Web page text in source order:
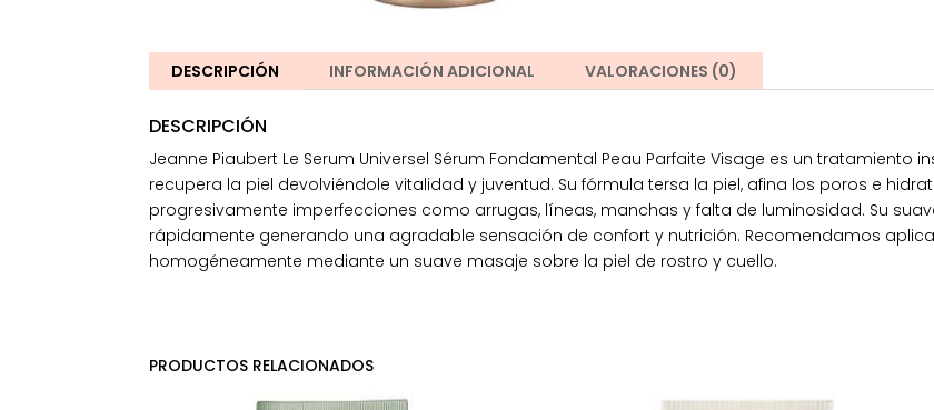
DESCRIPCIÓN INFORMACIÓN ADICIONAL VALORACIONES (0)
DESCRIPCIÓN
Jeanne Piaubert Le Serum Universel Sérum Fondamental Peau Parfaite Visage es un tratamiento
recupera la piel devolviéndole vitalidad y juventud. Su fórmula tersa la piel, afina los poros e
progresivamente imperfecciones como arrugas, líneas, manchas y falta de luminosidad. Su
rápidamente generando una agradable sensación de confort y nutrición. Recomendamos
homogéneamente mediante un suave masaje sobre la piel de rostro y cuello.
PRODUCTOS RELACIONADOS